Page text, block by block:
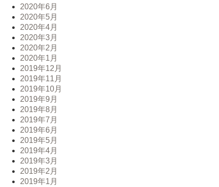
2020年6月
2020年5月
2020年4月
2020年3月
2020年2月
2020年1月
2019年12月
2019年11月
2019年10月
2019年9月
2019年8月
2019年7月
2019年6月
2019年5月
2019年4月
2019年3月
2019年2月
2019年1月